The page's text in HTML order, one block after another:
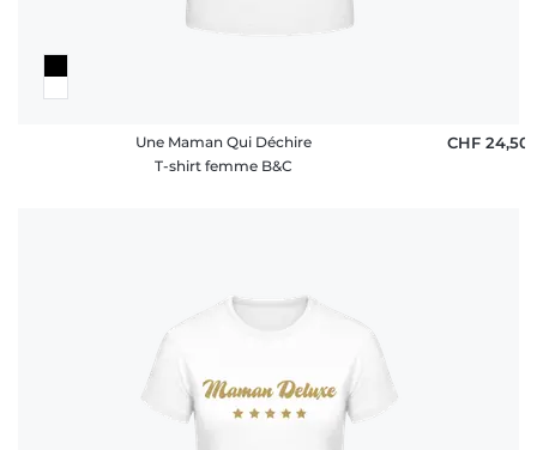
Une Maman Qui Déchire
T-shirt femme B&C
CHF 24,50